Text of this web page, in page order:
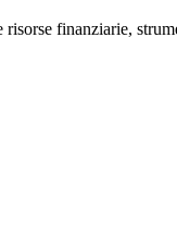
finanziarie,